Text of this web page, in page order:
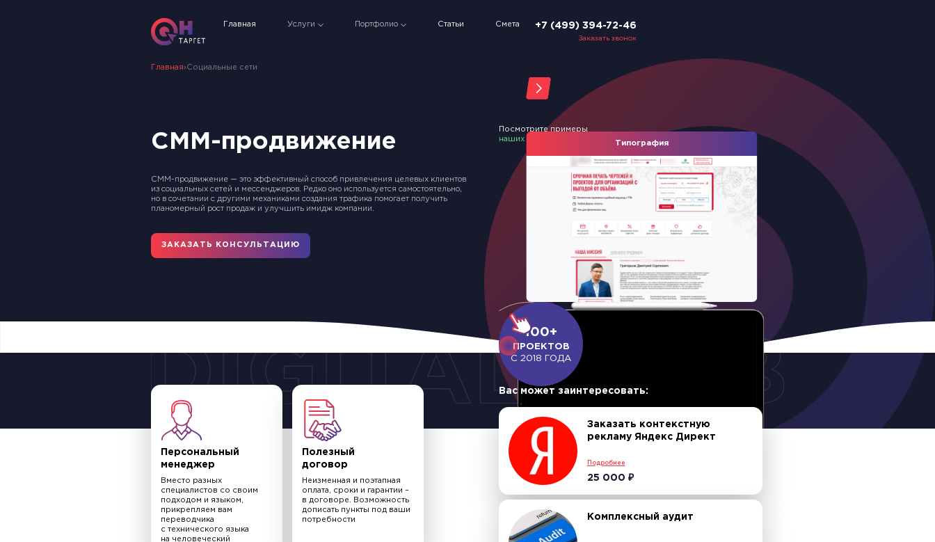
Главная Услуги Портфолио Статьи Смета +7 (499) 394-72-46
Заказать звонок
Главная › Социальные сети
СММ-продвижение
СММ-продвижение — это эффективный способ привлечения целевых клиентов
из социальных сетей и мессенджеров. Редко оно используется самостоятельно,
но в сочетании с другими механиками создания трафика помогает получить
планомерный рост продаж и улучшить имидж компании.
ЗАКАЗАТЬ КОНСУЛЬТАЦИЮ
Посмотрите примеры
наших работ
Типография
Slide 2 of 18.
100+
ПРОЕКТОВ
С 2018 ГОДА
Персональный
менеджер
Вместо разных
специалистов со своим
подходом и языком,
прикрепляем вам
переводчика
с технического языка
на человеческий
Полезный
договор
Неизменная и поэтапная
оплата, сроки и гарантии –
в договоре. Возможность
дописать пункты под ваши
потребности
Вас может заинтересовать:
Заказать контекстную
рекламу Яндекс Директ
Подробнее
25 000 ₽
Комплексный аудит